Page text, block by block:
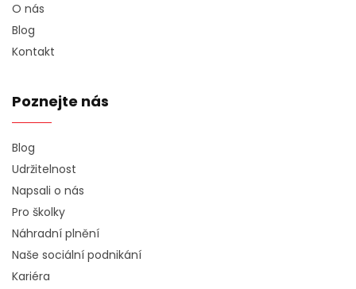
O nás
Blog
Kontakt
Poznejte nás
Blog
Udržitelnost
Napsali o nás
Pro školky
Náhradní plnění
Naše sociální podnikání
Kariéra